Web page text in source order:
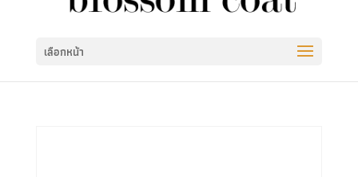
เลือกหน้า